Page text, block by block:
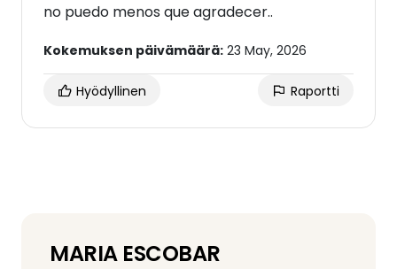
no puedo menos que agradecer..
Kokemuksen päivämäärä: 23 May, 2026
Hyödyllinen Raportti
MARIA ESCOBAR